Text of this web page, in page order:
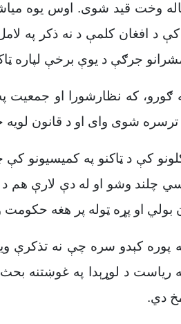
وخت قید شوی. اوس یوه
کې د افغان کلمې د نه ذکر په
جرګې د یوې برخې لپاره
که نظارشورا او جمعیت
شوی وای او د قانون
کې د ټاکنو په کمیسیونو
وشو او له دې لارې هم د
بولي او پړه ټوله پر هغه
پوره کېدو سره چې نه
ریاست د لوړېدا په غوښتنه
دي.